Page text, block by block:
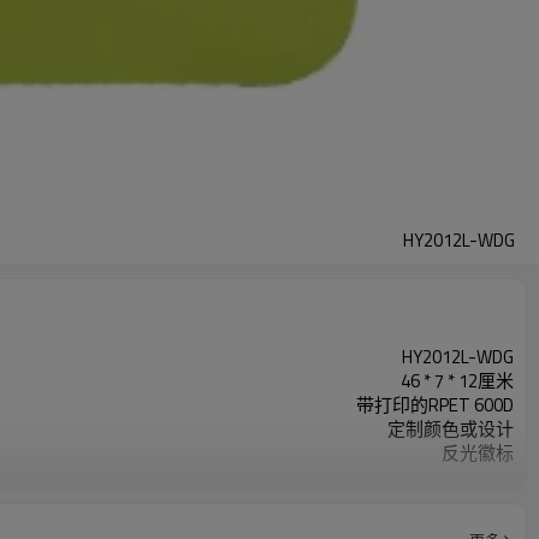
HY2012L-WDG
HY2012L-WDG
46 * 7 * 12厘米
带打印的RPET 600D
定制颜色或设计
反光徽标